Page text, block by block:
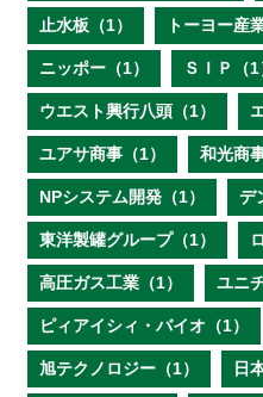
止水板（1） トーヨー産
ニッポー（1） ＳＩＰ（1
ウエスト興行八頭（1）
ユアサ商事（1） 和光商
NPシステム開発（1） デ
東洋製罐グループ（1）
高圧ガス工業（1） ユニ
ピィアイシィ・バイオ（1）
旭テクノロジー（1） 日